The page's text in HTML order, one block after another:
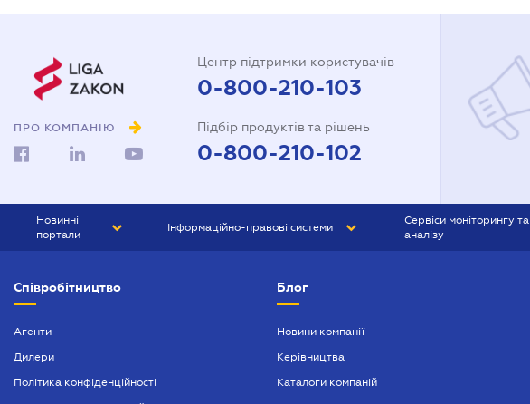
ПРО КОМПАНІЮ
Центр підтримки користувачів
0-800-210-103
Підбір продуктів та рішень
0-800-210-102
Новинні
портали
БІЗНЕС
Інформаційно-правові системи
БУХГАЛТЕР ПРОФ
Сервіси моніторингу та
аналізу
Співробітництво
Агенти
Дилери
Політика конфіденційності
Блог
Новини компанії
Керівництва
Каталоги компаній